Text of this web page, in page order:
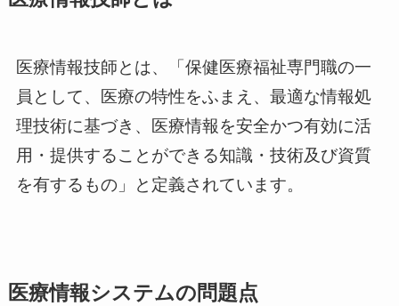
医療情報技師とは、「保健医療福祉専門職の一
員として、医療の特性をふまえ、最適な情報処
理技術に基づき、医療情報を安全かつ有効に活
用・提供することができる知識・技術及び資質
を有するもの」と定義されています。
医療情報システムの問題点